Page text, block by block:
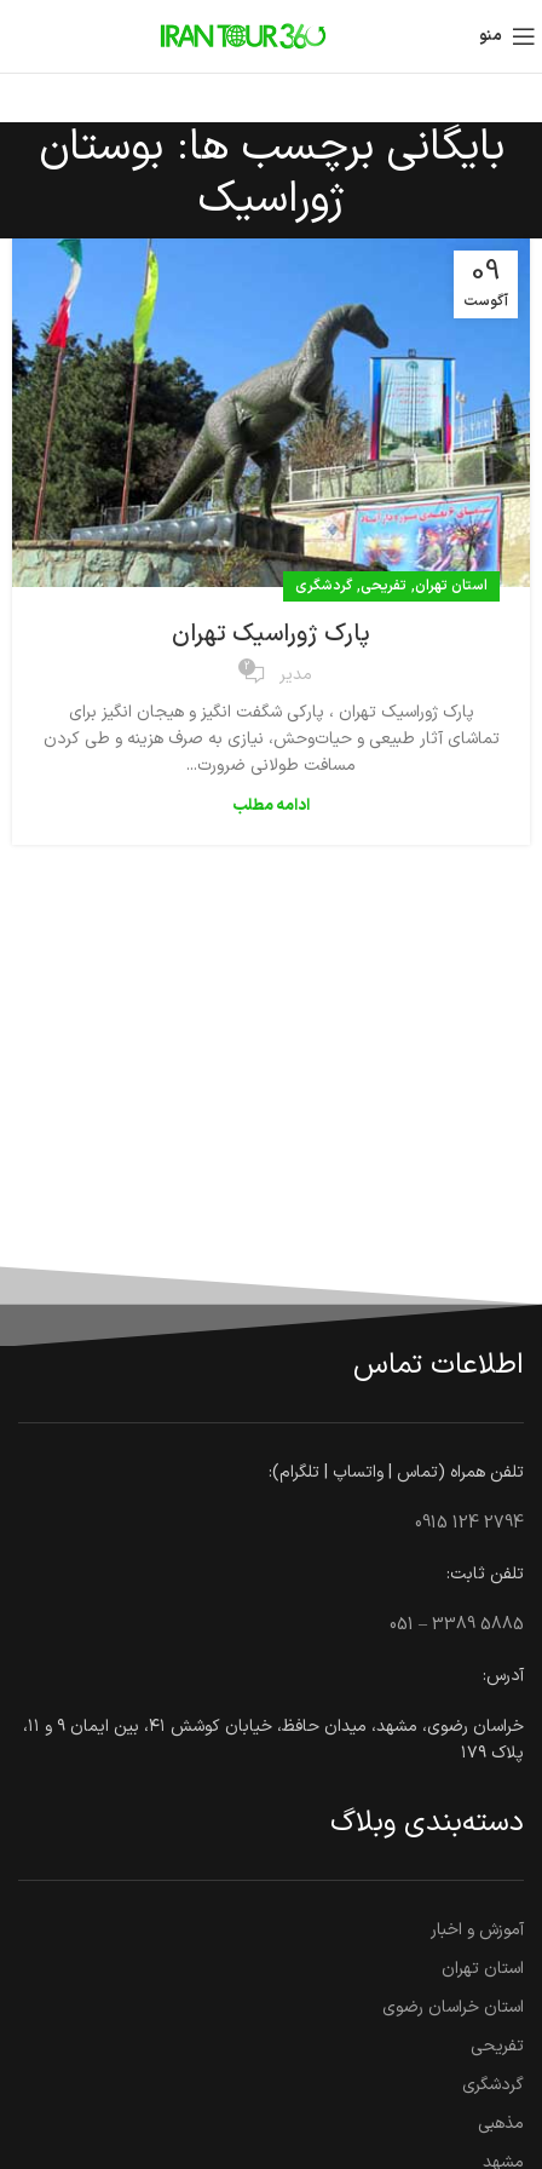
منو
بایگانی برچسب ها: بوستان
ژوراسیک
09
آگوست
استان تهران, تفریحی,گردشگری
پارک ژوراسیک تهران
مدیر 2
پارک ژوراسیک تهران ، پارکی شگفت انگیز و هیجان انگیز برای
تماشای آثار طبیعی و حیات‌وحش، نیازی به صرف هزینه و طی کردن
مسافت طولانی ضرورت...
ادامه مطلب
اطلاعات تماس
تلفن همراه (تماس | واتساپ | تلگرام):
0915 124 2794
تلفن ثابت:
051 – 3389 5885
آدرس:
خراسان رضوی، مشهد، میدان حافظ، خیابان کوشش ۴۱، بین ایمان ۹ و ۱۱،
پلاک ۱۷۹
دسته‌بندی وبلاگ
آموزش و اخبار
استان تهران
استان خراسان رضوی
تفریحی
گردشگری
مذهبی
مشهد